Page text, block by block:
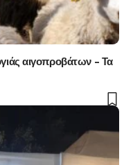
αιγοπροβάτων – Τα